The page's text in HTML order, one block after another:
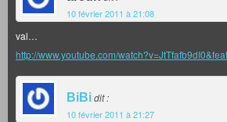
10 février 2011 à 21:08
val…
http://www.youtube.com/
BiBidit :
10 février 2011 à 21:27